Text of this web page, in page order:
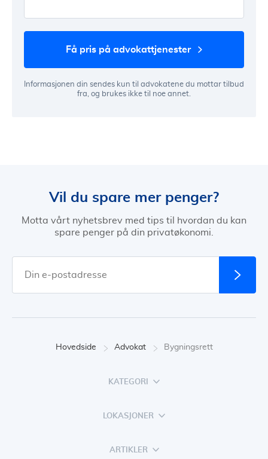
få pris på advokattjenester
Informasjonen din sendes kun til advokatene du mottar tilbud
fra, og brukes ikke til noe annet.
Vil du spare mer penger?
Motta vårt nyhetsbrev med tips til hvordan du kan
spare penger på din privatøkonomi.
Hovedside Advokat Bygningsrett
KATEGORI
LOKASJONER
ARTIKLER